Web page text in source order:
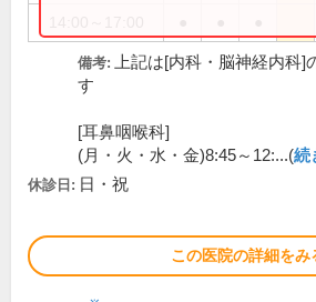
備考:
上記は[内科・脳神経内科]
す
[耳鼻咽喉科]
(月・火・水・金)8:45～12:...(続
休診日: 日・祝
この医院の詳細をみ